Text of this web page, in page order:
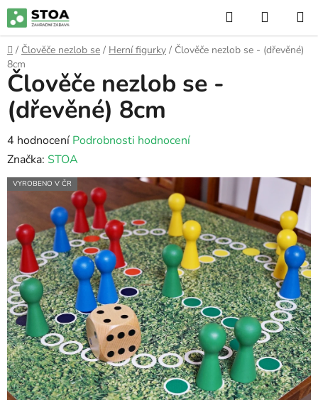
Přejít
na
obsah
Hledat
KOŠÍK
Domů
/ Člověče nezlob se / Herní figurky / Člověče nezlob se - (dřevěné)
8cm
Člověče nezlob se -
(dřevěné) 8cm
Průměrné
hodnocení
produktu
5
hvězdiček.
4 hodnocení Podrobnosti hodnocení
Značka: STOA
VYROBENO V ČR